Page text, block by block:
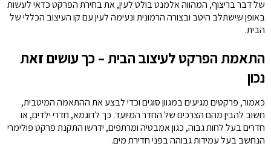
של דבר בריצוף, המהווה אלמנט בולט לעין, את בחירת הפרקט כדאי לעשות
באופן שישתלב היטב ובצורה הרמונית ונעימה לעין עם קו העיצוב הכללי של
הבית.
התאמת הפרקט לעיצוב הבית – כך עושים זאת
נכון
כאמור, פרקטים מגיעים במגוון סוגים וכדי לבצע את ההתאמה המיטבית,
חשוב להבין מהם הצרכים של החדר המיועד. כך לדוגמא, חדרי ילדים, או
חדרים בעל לחות גבוה, כגון אמבטיה ומרתפים, ידרשו התקנת פרקט פולימרי
הנחשב בעל עמידות גבוהה בפני חדירת מים.